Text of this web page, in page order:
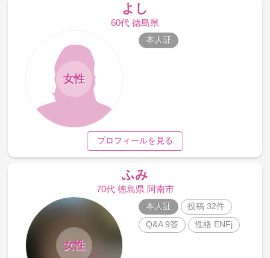
よし
60代 徳島県
女性
本人証
プロフィールを見る
ふみ
70代 徳島県 阿南市
女性
本人証
投稿 32件
Q&A 9答
性格 ENFj